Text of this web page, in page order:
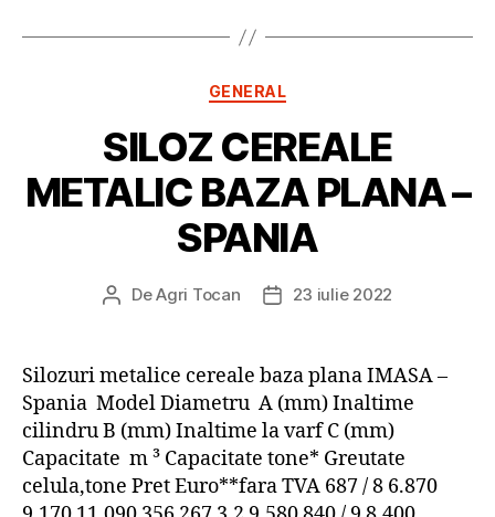
Categorii
GENERAL
SILOZ CEREALE
METALIC BAZA PLANA –
SPANIA
Autor
DeAgri Tocan
Dată23 iulie 2022
Silozuri metalice cereale baza plana IMASA –
Spania Model Diametru A (mm) Inaltime
cilindru B (mm) Inaltime la varf C (mm)
Capacitate m ³ Capacitate tone* Greutate
celula,tone Pret Euro**fara TVA 687 / 8 6.870